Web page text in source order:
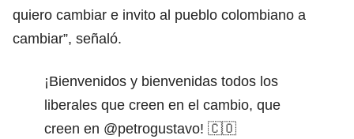
quiero cambiar e invito al pueblo colombiano a
cambiar”, señaló.
¡Bienvenidos y bienvenidas todos los
liberales que creen en el cambio, que
creen en @petrogustavo! 🇨🇴